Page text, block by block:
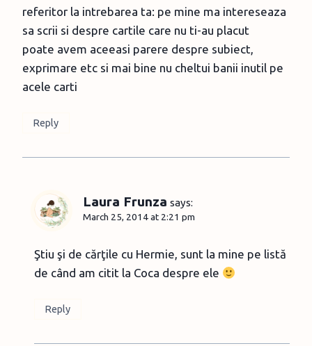
referitor la intrebarea ta: pe mine ma intereseaza
sa scrii si despre cartile care nu ti-au placut
poate avem aceeasi parere despre subiect,
exprimare etc si mai bine nu cheltui banii inutil pe
acele carti
Reply
Laura Frunza says:
March 25, 2014 at 2:21 pm
Ştiu şi de cărţile cu Hermie, sunt la mine pe listă
de când am citit la Coca despre ele
Reply